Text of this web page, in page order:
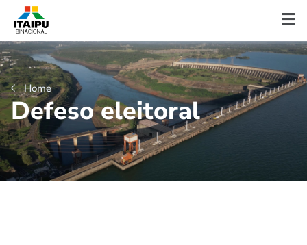
Home
Defeso eleitoral